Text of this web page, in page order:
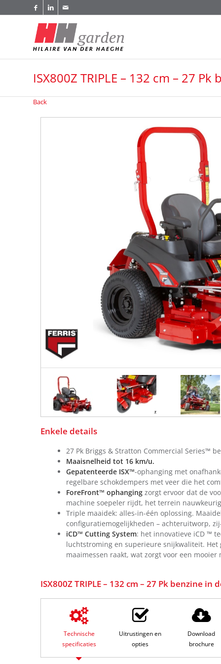
ISX800Z TRIPLE – 132 cm – 27 Pk
Back
Enkele details
27 Pk Briggs & Stratton Commercial Series™
Maaisnelheid tot 16 km/u.
Gepatenteerde ISX™-ophanging met
regelbare schokdempers met veer die het
ForeFront™ ophanging zorgt ervoor dat de
machine soepeler rijdt, het terrein
Triple maaidek: alles-in-één oplossing.
configuratiemogelijkheden – achteruitworp,
iCD™ Cutting System: het innovatieve iCD ™
luchtstroming en superieure snijkwaliteit.
maaimessen raakt, wat zorgt voor een mooier
ISX800Z TRIPLE – 132 cm – 27 Pk benzine in
Technische
specificaties
Uitrustingen en
opties
Download
brochure